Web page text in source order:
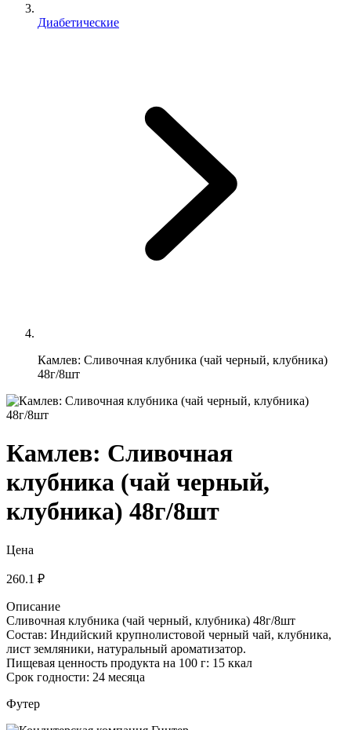
Диабетические
Камлев: Сливочная клубника (чай черный, клубника)
48г/8шт
Камлев: Сливочная
клубника (чай черный,
клубника) 48г/8шт
Цена
260.1 ₽
Описание
Сливочная клубника (чай черный, клубника) 48г/8шт
Состав: Индийский крупнолистовой черный чай, клубника,
лист земляники, натуральный ароматизатор.
Пищевая ценность продукта на 100 г: 15 ккал
Срок годности: 24 месяца
Футер